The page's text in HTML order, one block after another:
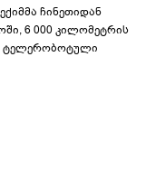
ჩინეთიდან
6 000 კილომეტრის
ტელერობოტული